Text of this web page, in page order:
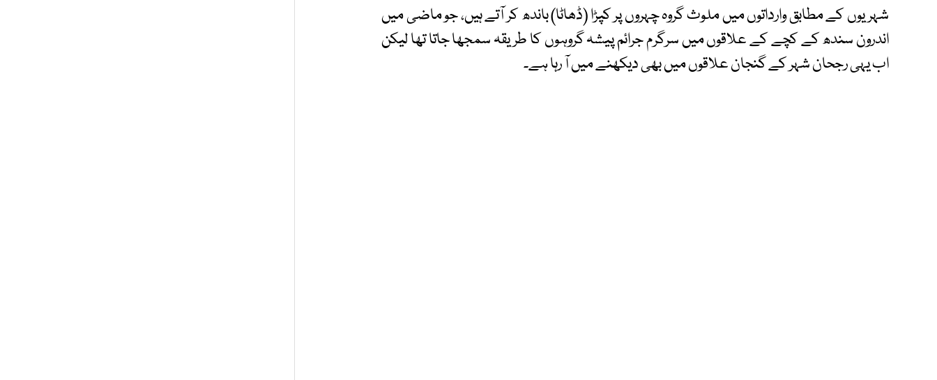
شہریوں کے مطابق وارداتوں میں ملوث گروہ چہروں پر کپڑا (ڈھاٹا) باندھ کر آتے ہیں، جو ماضی میں
اندرون سندھ کے کچے کے علاقوں میں سرگرم جرائم پیشہ گروہوں کا طریقہ سمجھا جاتا تھا لیکن
اب یہی رجحان شہر کے گنجان علاقوں میں بھی دیکھنے میں آ رہا ہے۔